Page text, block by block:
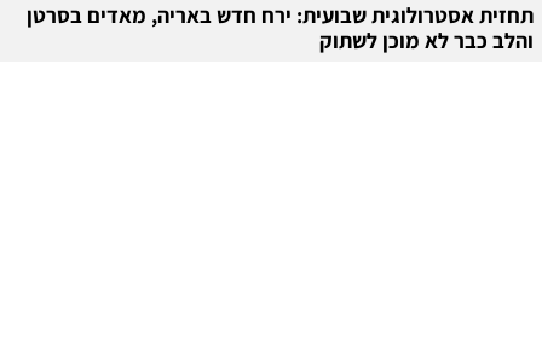
תחזית אסטרולוגית שבועית: ירח חדש באריה, מאדים בסרטן
והלב כבר לא מוכן לשתוק